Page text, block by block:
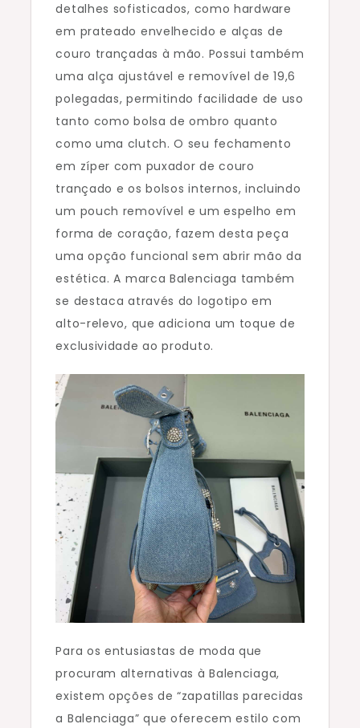
detalhes sofisticados, como hardware
em prateado envelhecido e alças de
couro trançadas à mão. Possui também
uma alça ajustável e removível de 19,6
polegadas, permitindo facilidade de uso
tanto como bolsa de ombro quanto
como uma clutch. O seu fechamento
em zíper com puxador de couro
trançado e os bolsos internos, incluindo
um pouch removível e um espelho em
forma de coração, fazem desta peça
uma opção funcional sem abrir mão da
estética. A marca Balenciaga também
se destaca através do logotipo em
alto-relevo, que adiciona um toque de
exclusividade ao produto.
Para os entusiastas de moda que
procuram alternativas à Balenciaga,
existem opções de “zapatillas parecidas
a Balenciaga” que oferecem estilo com